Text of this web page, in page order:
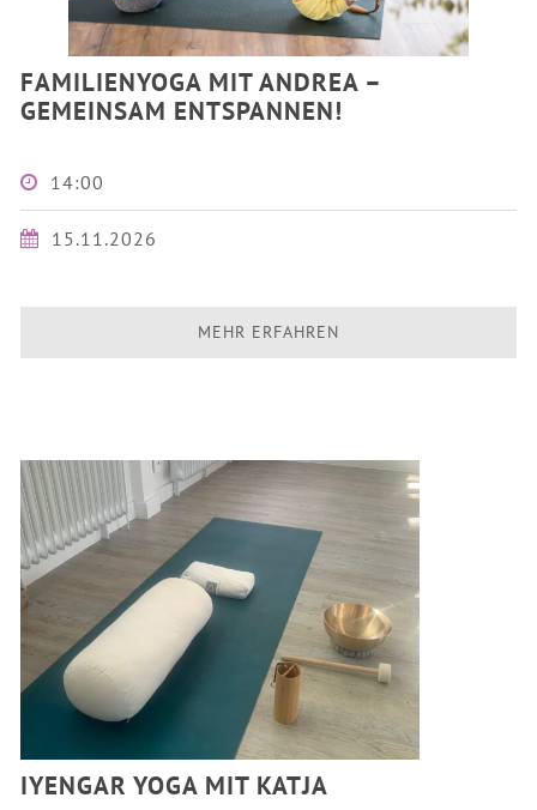
FAMILIENYOGA MIT ANDREA –
GEMEINSAM ENTSPANNEN!
14:00
15.11.2026
MEHR ERFAHREN
IYENGAR YOGA MIT KATJA